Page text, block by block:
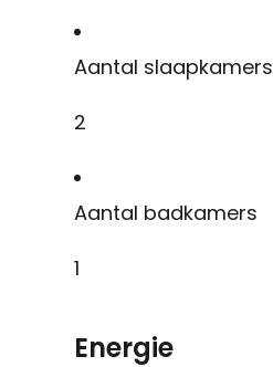
Aantal slaapkamers
2
Aantal badkamers
1
Energie